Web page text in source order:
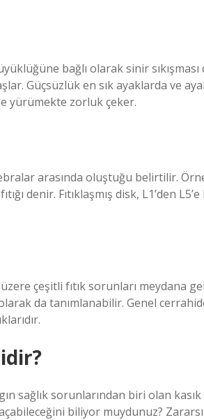
bağlı olarak sinir
Güçsüzlük en sık ayaklarda ve
yürümekte zorluk çeker.
arasında oluştuğu belirtilir.
denir. Fıtıklaşmış disk, L1’den
çeşitli fıtık sorunları meydana
da tanımlanabilir. Genel
sağlık sorunlarından biri olan kasık
biliyor muydunuz?